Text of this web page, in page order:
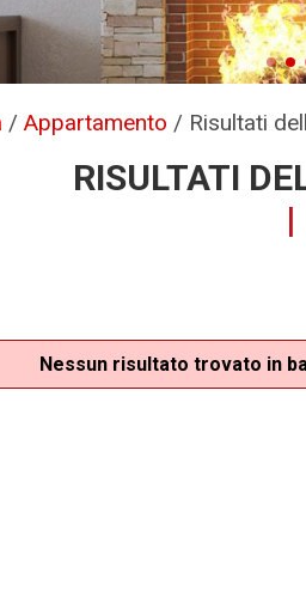
/Appartamento / Risultati
RISULTATI
Nessun risultato trovato in